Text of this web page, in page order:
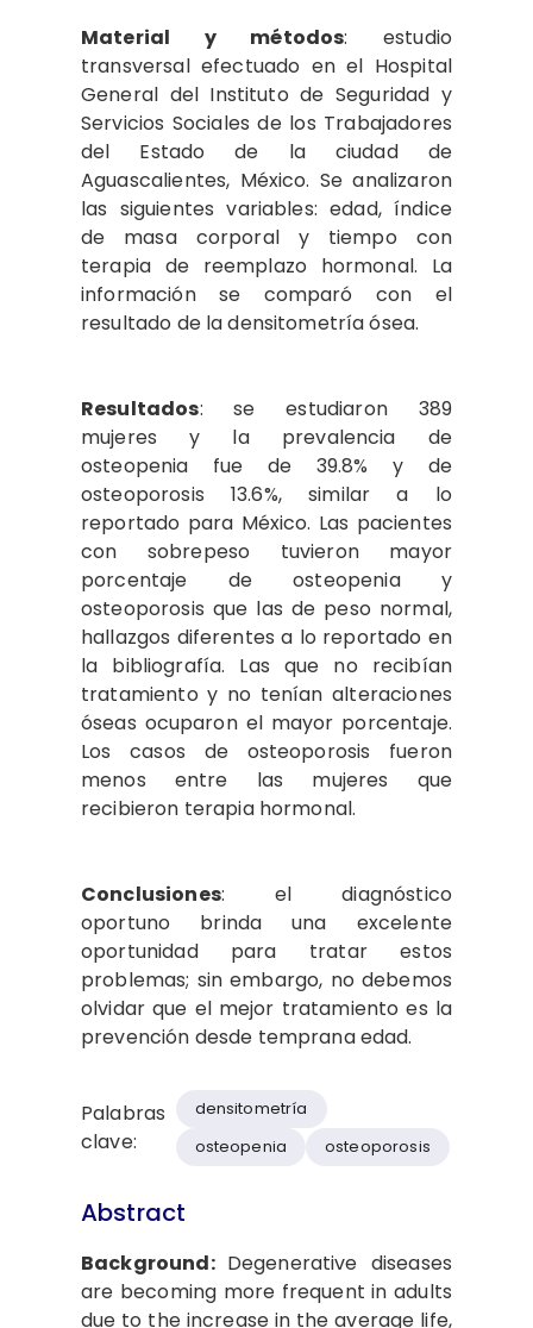
Material y métodos: estudio
transversal efectuado en el Hospital
General del Instituto de Seguridad y
Servicios Sociales de los Trabajadores
del Estado de la ciudad de
Aguascalientes, México. Se analizaron
las siguientes variables: edad, índice
de masa corporal y tiempo con
terapia de reemplazo hormonal. La
información se comparó con el
resultado de la densitometría ósea.
Resultados: se estudiaron 389
mujeres y la prevalencia de
osteopenia fue de 39.8% y de
osteoporosis 13.6%, similar a lo
reportado para México. Las pacientes
con sobrepeso tuvieron mayor
porcentaje de osteopenia y
osteoporosis que las de peso normal,
hallazgos diferentes a lo reportado en
la bibliografía. Las que no recibían
tratamiento y no tenían alteraciones
óseas ocuparon el mayor porcentaje.
Los casos de osteoporosis fueron
menos entre las mujeres que
recibieron terapia hormonal.
Conclusiones: el diagnóstico
oportuno brinda una excelente
oportunidad para tratar estos
problemas; sin embargo, no debemos
olvidar que el mejor tratamiento es la
prevención desde temprana edad.
Palabras
clave:
densitometría
osteopenia
osteoporosis
Abstract
Background: Degenerative diseases
are becoming more frequent in adults
due to the increase in the average life,